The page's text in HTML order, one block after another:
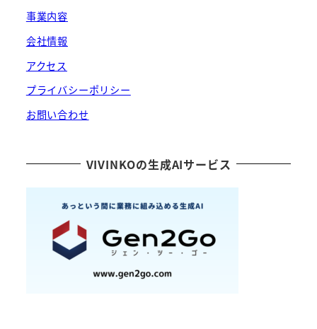
事業内容
会社情報
アクセス
プライバシーポリシー
お問い合わせ
VIVINKOの生成AIサービス